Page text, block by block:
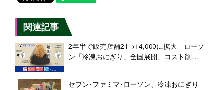
関連記事
2年半で販売店舗21→14,000に拡大 ローソ
ン「冷凍おにぎり」全国展開、コスト削減
セブン･ファミマ･ローソン、冷凍おにぎり